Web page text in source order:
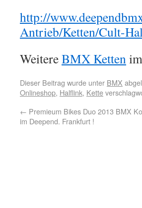
http://
Antrieb/Ketten/Cult-
WeitereBMX Ketten
Dieser Beitrag wurde unter BMX
Onlineshop, Halflink, Kette
← Premieum Bikes Duo 2013 BMX
im Deepend. Frankfurt !